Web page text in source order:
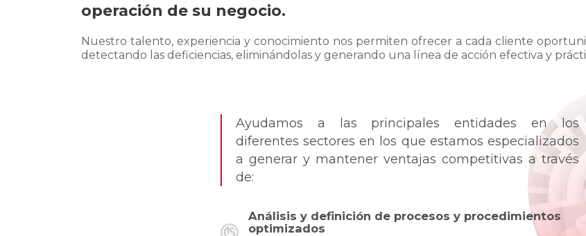
operación de su negocio.
Nuestro talento, experiencia y conocimiento nos permiten ofrecer a cada cliente
detectando las deficiencias, eliminándolas y generando una línea de acción efectiva y
Ayudamos a las principales entidades en los
diferentes sectores en los que estamos especializados
a generar y mantener ventajas competitivas a través
de:
Análisis y definición de procesos y procedimientos
optimizados